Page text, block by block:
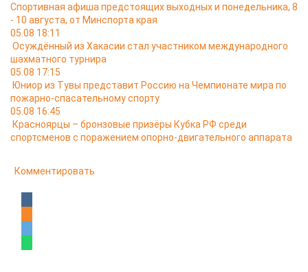
Спортивная афиша предстоящих выходных и понедельника, 8
- 10 августа, от Минспорта края
05.08 18:11
Осуждённый из Хакасии стал участником международного
шахматного турнира
05.08 17:15
Юниор из Тувы представит Россию на Чемпионате мира по
пожарно-спасательному спорту
05.08 16:45
Красноярцы – бронзовые призёры Кубка РФ среди
спортсменов с поражением опорно-двигательного аппарата
Комментировать